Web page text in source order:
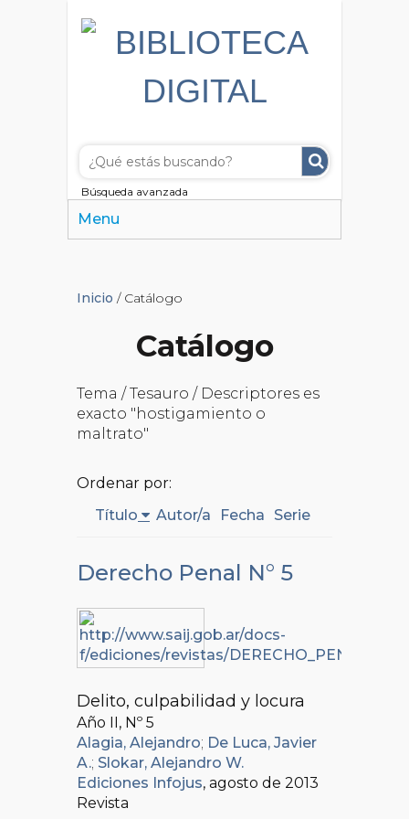
Búsqueda avanzada
Menu
Inicio / Catálogo
Catálogo
Tema / Tesauro / Descriptores es
exacto "hostigamiento o
maltrato"
Ordenar por:
Título
Autor/a Fecha Serie
Derecho Penal N° 5
Delito, culpabilidad y locura
Año II, Nº 5
Alagia, Alejandro; De Luca, Javier
A.; Slokar, Alejandro W.
Ediciones Infojus, agosto de 2013
Revista